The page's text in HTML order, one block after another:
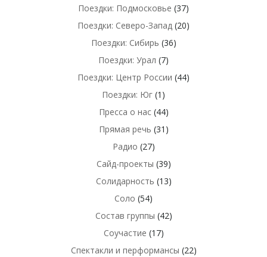
Поездки: Подмосковье (37)
Поездки: Северо-Запад (20)
Поездки: Сибирь (36)
Поездки: Урал (7)
Поездки: Центр России (44)
Поездки: Юг (1)
Пресса о нас(44)
Прямая речь (31)
Радио (27)
Сайд-проекты (39)
Солидарность (13)
Соло (54)
Состав группы (42)
Соучастие (17)
Спектакли и перформансы (22)